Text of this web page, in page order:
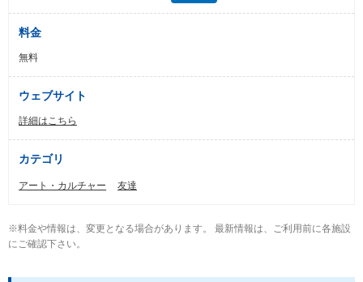
料金
無料
ウェブサイト
詳細はこちら
カテゴリ
アート・カルチャー 友達
※料金や情報は、変更となる場合があります。 最新情報は、ご利用前に各施設
にご確認下さい。